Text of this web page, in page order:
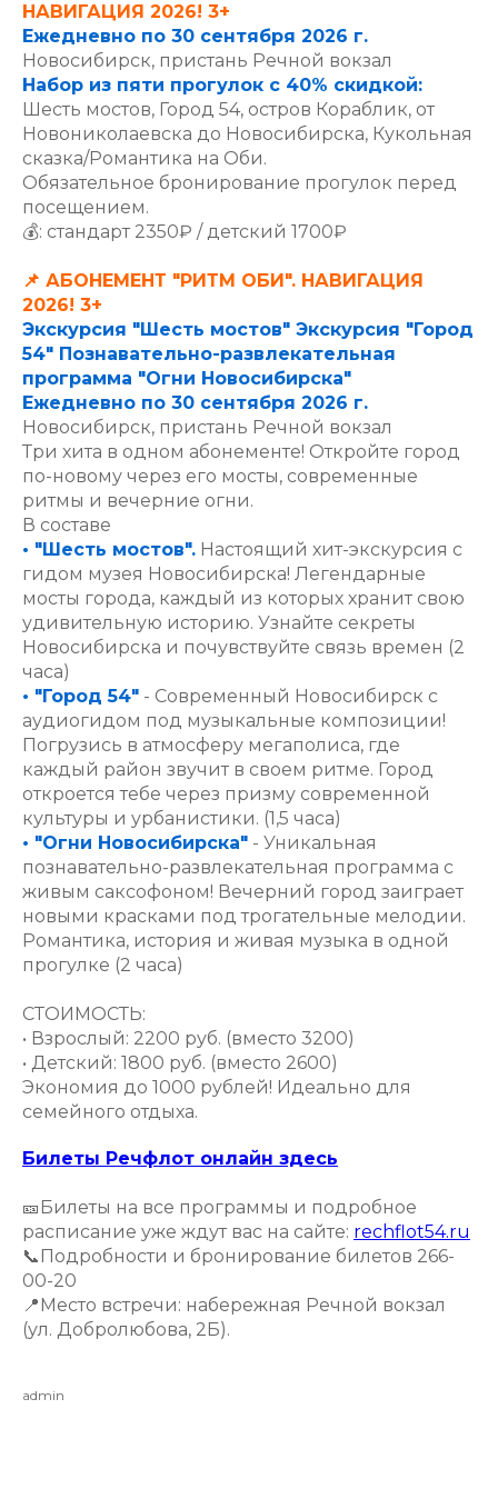
НАВИГАЦИЯ 2026! 3+
Ежедневно по 30 сентября 2026 г.
Новосибирск, пристань Речной вокзал
Набор из пяти прогулок с 40% скидкой:
Шесть мостов, Город 54, остров Кораблик, от
Новониколаевска до Новосибирска, Кукольная
сказка/Романтика на Оби.
Обязательное бронирование прогулок перед
посещением.
💰: стандарт 2350₽ / детский 1700₽
📌 АБОНЕМЕНТ "РИТМ ОБИ". НАВИГАЦИЯ
2026! 3+
Экскурсия "Шесть мостов" Экскурсия "Город
54" Познавательно-развлекательная
программа "Огни Новосибирска"
Ежедневно по 30 сентября 2026 г.
Новосибирск, пристань Речной вокзал
Три хита в одном абонементе! Откройте город
по-новому через его мосты, современные
ритмы и вечерние огни.
В составе
• "Шесть мостов". Настоящий хит-экскурсия с
гидом музея Новосибирска! Легендарные
мосты города, каждый из которых хранит свою
удивительную историю. Узнайте секреты
Новосибирска и почувствуйте связь времен (2
часа)
• "Город 54" - Современный Новосибирск с
аудиогидом под музыкальные композиции!
Погрузись в атмосферу мегаполиса, где
каждый район звучит в своем ритме. Город
откроется тебе через призму современной
культуры и урбанистики. (1,5 часа)
• "Огни Новосибирска" - Уникальная
познавательно-развлекательная программа с
живым саксофоном! Вечерний город заиграет
новыми красками под трогательные мелодии.
Романтика, история и живая музыка в одной
прогулке (2 часа)
СТОИМОСТЬ:
• Взрослый: 2200 руб. (вместо 3200)
• Детский: 1800 руб. (вместо 2600)
Экономия до 1000 рублей! Идеально для
семейного отдыха.
Билеты Речфлот онлайн здесь
🎫Билеты на все программы и подробное
расписание уже ждут вас на сайте: rechflot54.ru
📞Подробности и бронирование билетов 266-
00-20
📍Место встречи: набережная Речной вокзал
(ул. Добролюбова, 2Б).
admin